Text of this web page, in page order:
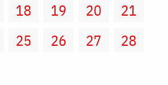
18 19 20
21
25 26 27
28